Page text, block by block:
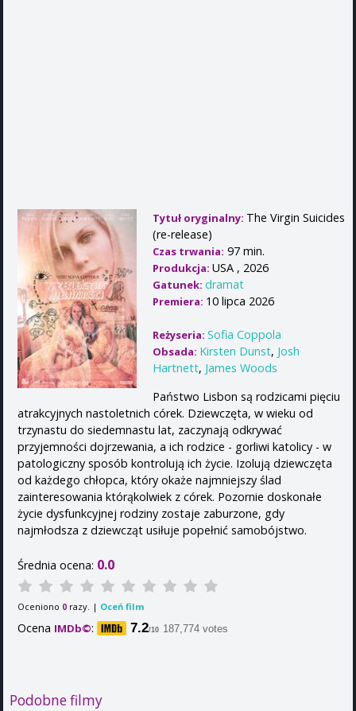
Tytuł oryginalny: The Virgin Suicides
(re-release)
Czas trwania: 97 min.
Produkcja: USA , 2026
Gatunek: dramat
Premiera: 10 lipca 2026
Reżyseria: Sofia Coppola
Obsada: Kirsten Dunst, Josh
Hartnett, James Woods
Państwo Lisbon są rodzicami pięciu
atrakcyjnych nastoletnich córek. Dziewczęta, w wieku od
trzynastu do siedemnastu lat, zaczynają odkrywać
przyjemności dojrzewania, a ich rodzice - gorliwi katolicy - w
patologiczny sposób kontrolują ich życie. Izolują dziewczęta
od każdego chłopca, który okaże najmniejszy ślad
zainteresowania którąkolwiek z córek. Pozornie doskonałe
życie dysfunkcyjnej rodziny zostaje zaburzone, gdy
najmłodsza z dziewcząt usiłuje popełnić samobójstwo.
Średnia ocena: 0.0
Oceniono 0 razy. | Oceń film
Ocena IMDb©: 7.2/10 187,774 votes
Podobne filmy